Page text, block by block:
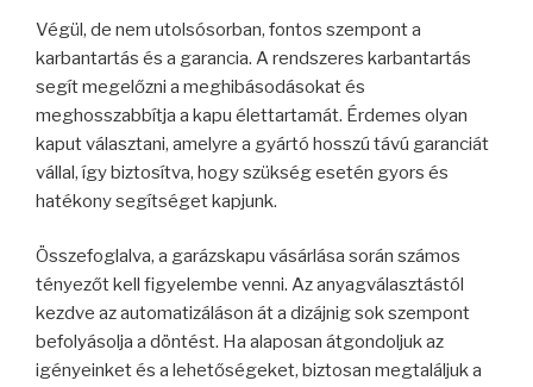
Végül, de nem utolsósorban, fontos szempont a
karbantartás és a garancia. A rendszeres karbantartás
segít megelőzni a meghibásodásokat és
meghosszabbítja a kapu élettartamát. Érdemes olyan
kaput választani, amelyre a gyártó hosszú távú garanciát
vállal, így biztosítva, hogy szükség esetén gyors és
hatékony segítséget kapjunk.
Összefoglalva, a garázskapu vásárlása során számos
tényezőt kell figyelembe venni. Az anyagválasztástól
kezdve az automatizáláson át a dizájnig sok szempont
befolyásolja a döntést. Ha alaposan átgondoljuk az
igényeinket és a lehetőségeket, biztosan megtaláljuk a